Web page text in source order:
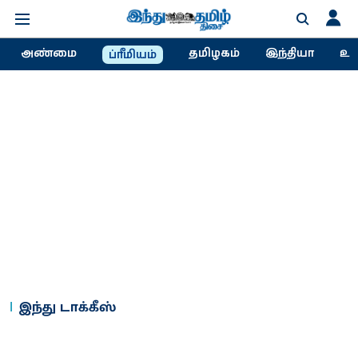
அண்மை ப்ரீமியம் தமிழகம் இந்தியா
இந்து டாக்கீஸ்